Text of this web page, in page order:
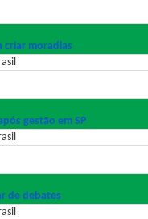
criar moradias
gestão em SP
de debates